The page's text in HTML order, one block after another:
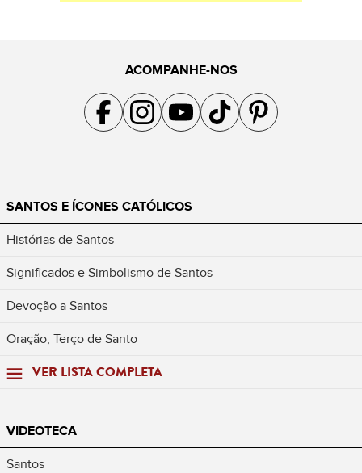
ACOMPANHE-NOS
Acompanhe a gente no Facebook
Acompanhe a gente no Instagram
Acompanhe a gente no YouTube
Acompanhe a gente no TikTok
Acompanhe a gente no
SANTOS E ÍCONES CATÓLICOS
Histórias de Santos
Significados e Simbolismo de Santos
Devoção a Santos
Oração, Terço de Santo
VER LISTA COMPLETA
VIDEOTECA
Santos